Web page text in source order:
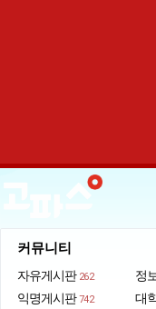
커뮤니티
자유게시판 262
익명게시판 742
정
대